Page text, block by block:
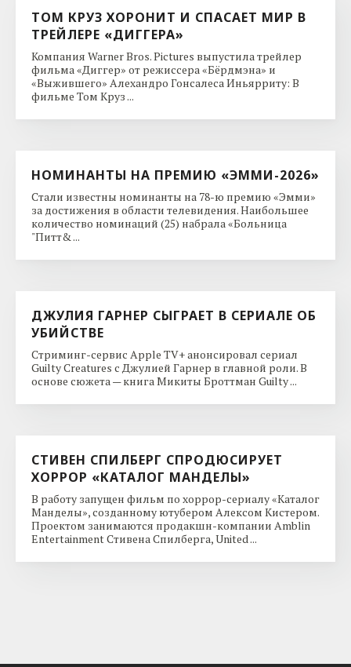
ТОМ КРУЗ ХОРОНИТ И СПАСАЕТ МИР В
ТРЕЙЛЕРЕ «ДИГГЕРА»
Компания Warner Bros. Pictures выпустила трейлер
фильма «Диггер» от режиссера «Бёрдмэна» и
«Выжившего» Алехандро Гонсалеса Иньярриту: В
фильме Том Круз ...
НОМИНАНТЫ НА ПРЕМИЮ «ЭММИ-2026»
Стали известны номинанты на 78-ю премию «Эмми»
за достижения в области телевидения. Наибольшее
количество номинаций (25) набрала «Больница
"Питт& ...
ДЖУЛИЯ ГАРНЕР СЫГРАЕТ В СЕРИАЛЕ ОБ
УБИЙСТВЕ
Стриминг-сервис Apple TV+ анонсировал сериал
Guilty Creatures с Джулией Гарнер в главной роли. В
основе сюжета — книга Микиты Броттман Guilty ...
СТИВЕН СПИЛБЕРГ СПРОДЮСИРУЕТ
ХОРРОР «КАТАЛОГ МАНДЕЛЫ»
В работу запущен фильм по хоррор-сериалу «Каталог
Манделы», созданному ютубером Алексом Кистером.
Проектом занимаются продакшн-компании Amblin
Entertainment Стивена Спилберга, United ...